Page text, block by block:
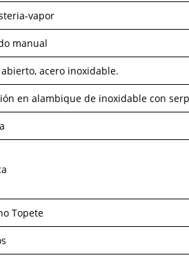
vapor
manual
acero inoxidable.
en alambique de inoxidable con
Topete